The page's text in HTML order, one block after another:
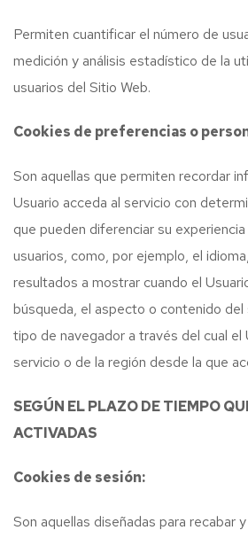
Permiten cuantificar el número de
medición y análisis estadístico de la
usuarios del Sitio Web.
Cookies de preferencias o
Son aquellas que permiten recordar
Usuario acceda al servicio con
que pueden diferenciar su
usuarios, como, por ejemplo, el
resultados a mostrar cuando el
búsqueda, el aspecto o contenido del
tipo de navegador a través del cual el
servicio o de la región desde la que
SEGÚN EL PLAZO DE TIEMPO
ACTIVADAS
Cookies de sesión:
Son aquellas diseñadas para recabar